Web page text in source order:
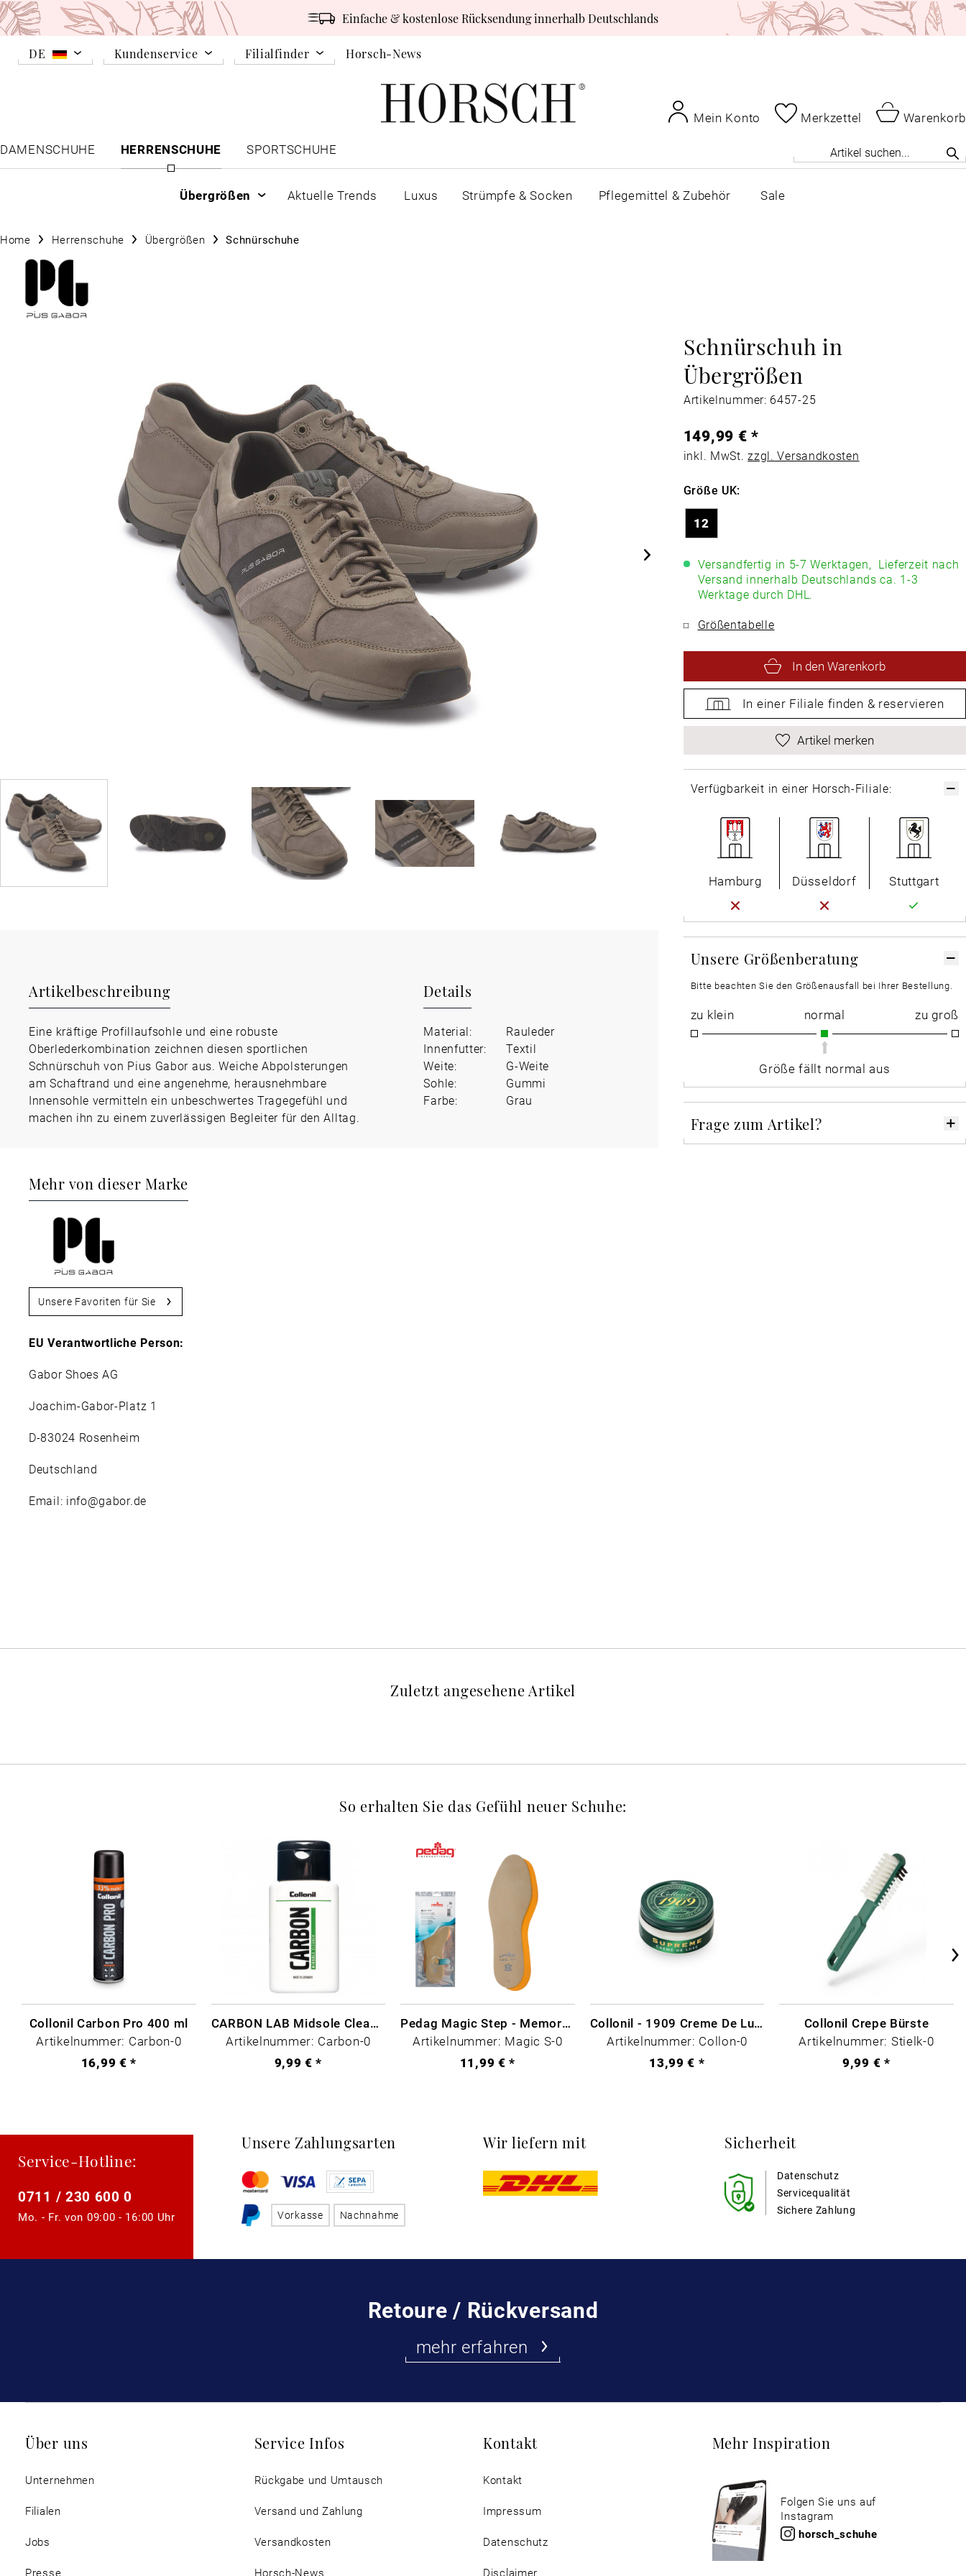
Einfache & kostenlose Rücksendung innerhalb Deutschlands
DE Kundenservice Filialfinder Horsch-News
Mein Konto Merkzettel
Warenkorb
DAMENSCHUHE
HERRENSCHUHE SPORTSCHUHE
Übergrößen Aktuelle Trends Luxus Strümpfe & Socken Pflegemittel & Zubehör Sale
Home Herrenschuhe Übergrößen Schnürschuhe
Schnürschuh in
Übergrößen
Artikelnummer: 6457-25
Artikelbeschreibung
Eine kräftige Profillaufsohle und eine robuste
Oberlederkombination zeichnen diesen sportlichen
Schnürschuh von Pius Gabor aus. Weiche Abpolsterungen
am Schaftrand und eine angenehme, herausnehmbare
Innensohle vermitteln ein unbeschwertes Tragegefühl und
machen ihn zu einem zuverlässigen Begleiter für den Alltag.
Details
Material:
Rauleder
Innenfutter:
Textil
Weite:
G-Weite
Sohle:
Gummi
Farbe:
Grau
Mehr von dieser Marke
Unsere Favoriten für Sie
EU Verantwortliche Person:
Gabor Shoes AG
Joachim-Gabor-Platz 1
D-83024 Rosenheim
Deutschland
Email: info@gabor.de
149,99 € *
inkl. MwSt.zzgl. Versandkosten
Größe UK:
12
Versandfertig in 5-7 Werktagen, Lieferzeit nach
Versand innerhalb Deutschlands ca. 1-3
Werktage durch DHL.
Größentabelle
In den Warenkorb
In einer Filiale finden & reservieren
Artikel merken
Verfügbarkeit in einer Horsch-Filiale:
Hamburg Düsseldorf Stuttgart
Unsere Größenberatung
Bitte beachten Sie den Größenausfall bei Ihrer Bestellung.
zu klein normal zu groß
Größe fällt normal aus
Frage zum Artikel?
Zuletzt angesehene Artikel
So erhalten Sie das Gefühl neuer Schuhe:
Collonil Carbon Pro 400 ml
Artikelnummer: Carbon-0
16,99 € *
CARBON LAB Midsole Cleaner
Artikelnummer: Carbon-0
9,99 € *
Pedag Magic Step - Memory Schaum
Artikelnummer: Magic S-0
11,99 € *
Collonil - 1909 Creme De Luxe Farblos
Artikelnummer: Collon-0
13,99 € *
Collonil Crepe Bürste
Artikelnummer: Stielk-0
9,99 € *
Retoure / Rückversand
mehr erfahren
Service-Hotline:
0711 / 230 600 0
Mo. - Fr. von 09:00 - 16:00 Uhr
Unsere Zahlungsarten
Vorkasse Nachnahme
Wir liefern mit Sicherheit
Datenschutz
Sichere Zahlung
Servicequalität
Über uns
Unternehmen
Filialen
Jobs
Presse
Service Infos
Rückgabe und Umtausch
Versand und Zahlung
Versandkosten
Horsch-News
Kontakt
Kontakt
Impressum
Datenschutz
Disclaimer
Mehr Inspiration
Folgen Sie uns auf
Instagram
horsch_schuhe